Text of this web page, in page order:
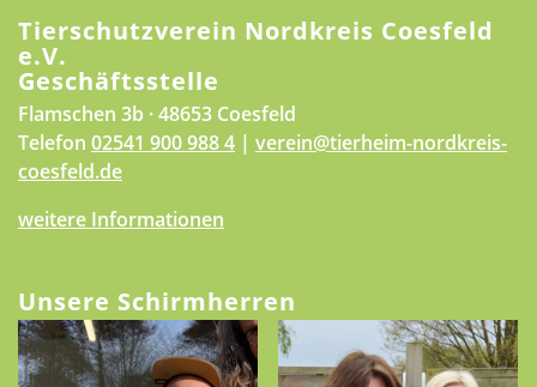
Tierschutzverein Nordkreis Coesfeld
e.V.
Geschäftsstelle
Flamschen 3b · 48653 Coesfeld
Telefon 02541 900 988 4 | verein@tierheim-nordkreis-
coesfeld.de
weitere Informationen
Unsere Schirmherren